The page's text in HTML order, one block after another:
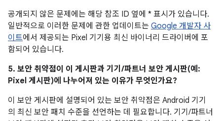
공개되지 않은 문제에는 해당 참조 ID 옆에 * 표시가 있습니다.
일반적으로 이러한 문제에 관한 업데이트는 Google 개발자 사
이트에서 제공되는 Pixel 기기용 최신 바이너리 드라이버에 포
함되어 있습니다.
5. 보안 취약점이 이 게시판과 기기/파트너 보안 게시판(예:
Pixel 게시판)에 나누어져 있는 이유가 무엇인가요?
이 보안 게시판에 설명되어 있는 보안 취약점은 Android 기기
의 최신 보안 패치 수준을 선언하는 데 필요합니다. 기기/파트너